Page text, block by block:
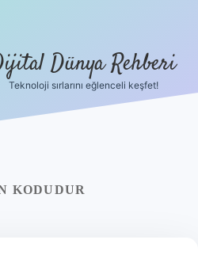
Dünya Rehberi
Teknoloji sırlarını eğlenceli keşfet!
KODUDUR